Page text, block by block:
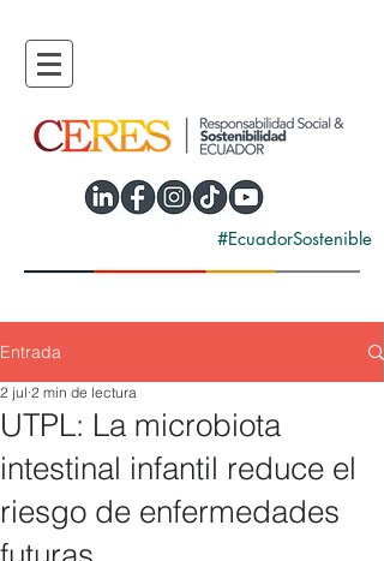
#EcuadorSostenible
Entrada
UTPL: La microbiota
intestinal infantil reduce el
riesgo de enfermedades
2 jul 2 min de lectura